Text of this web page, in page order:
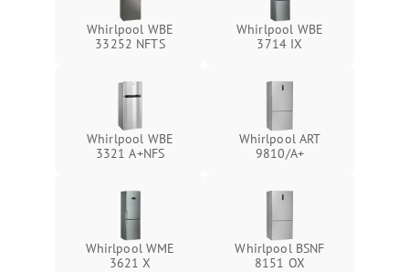
Whirlpool WBE
33252 NFTS
Whirlpool WBE
3714 IX
Whirlpool WBE
3321 A+NFS
Whirlpool ART
9810/A+
Whirlpool WME
3621 X
Whirlpool BSNF
8151 OX